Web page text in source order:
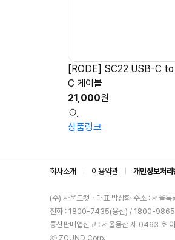
[RODE] SC22 USB-C
C 케이블
21,000원
상품링크
회사소개 이용약관 개인정보처리
(주) 사운드캣ㆍ대표 박상화 주소 : 서울
전화 : 1800-7435(용산) / 1800-
통신판매업신고 : 서울용산 제 0463 호
ⓒ ZOUND Corp.